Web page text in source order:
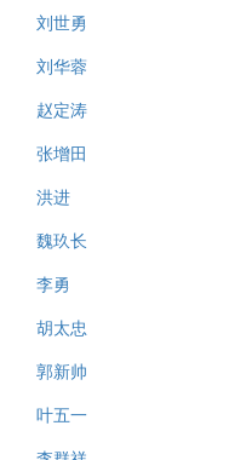
刘世勇
刘华蓉
赵定涛
张增田
洪进
魏玖长
李勇
胡太忠
郭新帅
叶五一